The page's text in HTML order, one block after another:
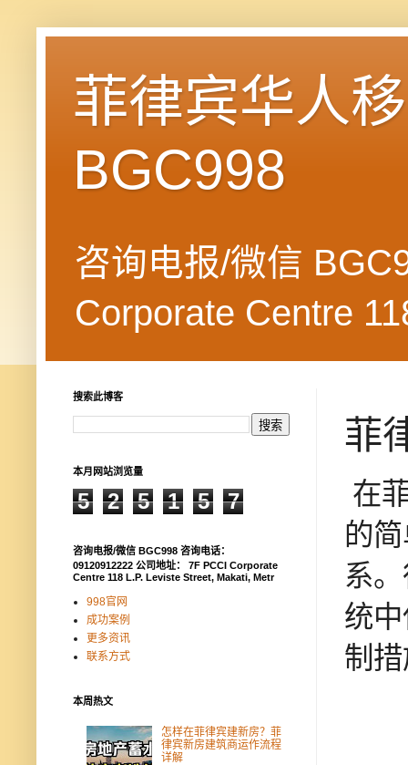
菲律宾华人
BGC998
咨询电报/微信
Corporate Centre
菲
在
的
系
统
制
搜索此博客
本月网站浏览量
5 2 5 1 5 7
咨询电报/微信 BGC998 咨询电话：
09120912222 公司地址： 7F PCCI Corporate
Centre 118 L.P. Leviste Street, Makati, Metr
998官网
成功案例
更多资讯
联系方式
本周热文
怎样在菲律宾建新房？菲
律宾新房建筑商运作流程
详解